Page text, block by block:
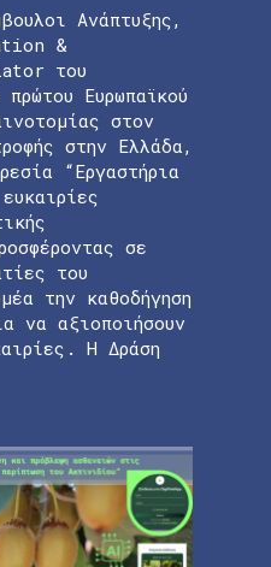
Ανάπτυξης,
&
του
Ευρωπαϊκού
στον
στην Ελλάδα,
“Εργαστήρια
σε
του
την καθοδήγηση
να αξιοποιήσουν
Η Δράση